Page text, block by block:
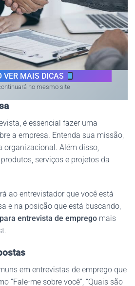
VER MAIS DICAS
no mesmo site
é essencial fazer uma
a empresa. Entenda sua missão,
organizacional. Além disso,
serviços e projetos da
ao entrevistador que você está
e na posição que está buscando,
entrevista de emprego mais
em entrevistas de emprego que
“Fale-me sobre você”, “Quais são